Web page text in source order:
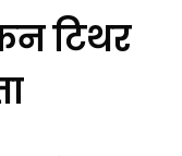
टिथर